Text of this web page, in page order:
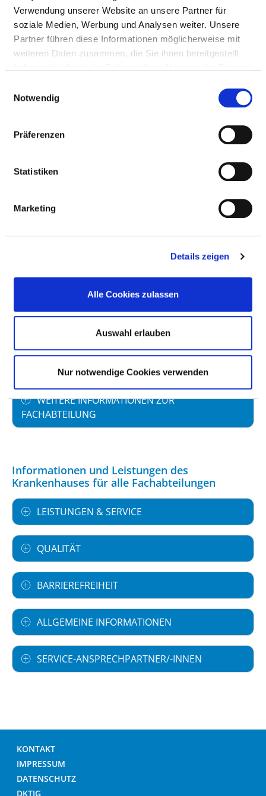
Verwendung unserer Website an unsere Partner für
soziale Medien, Werbung und Analysen weiter. Unsere
Partner führen diese Informationen möglicherweise mit
weiteren Daten zusammen, die Sie ihnen bereitgestellt
Notwendig
Präferenzen
Statistiken
Marketing
Details zeigen
Alle Cookies zulassen
Auswahl erlauben
Nur notwendige Cookies verwenden
https://www.kkh-rotenburg.de/fachgebiete/klinik-fu...
Kardiologie)
PERSONELLE AUSSTATTUNG
FACHEXPERTISE UND WEITERBILDUNG
MEDIZINISCHES LEISTUNGSANGEBOT MIT
WEITERE INFORMATIONEN ZUR
FACHABTEILUNG
Informationen und Leistungen des
Krankenhauses für alle Fachabteilungen
LEISTUNGEN & SERVICE
QUALITÄT
BARRIEREFREIHEIT
ALLGEMEINE INFORMATIONEN
SERVICE-ANSPRECHPARTNER/-INNEN
KONTAKT
IMPRESSUM
DATENSCHUTZ
DKTIG